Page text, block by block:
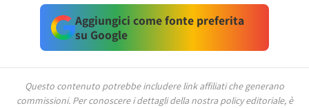
Aggiungici come fonte preferita
su Google
Questo contenuto potrebbe includere link affiliati che generano
commissioni. Per conoscere i dettagli della nostra policy editoriale, è